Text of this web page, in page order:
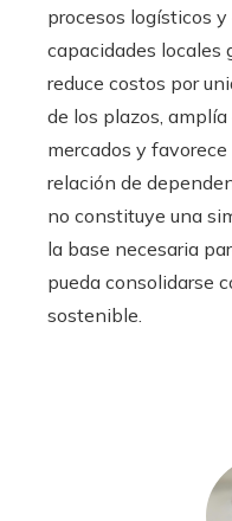
procesos logísticos
capacidades locales
reduce costos por
de los plazos,
mercados y
relación de
no constituye una
la base necesaria
pueda consolidarse
sostenible.